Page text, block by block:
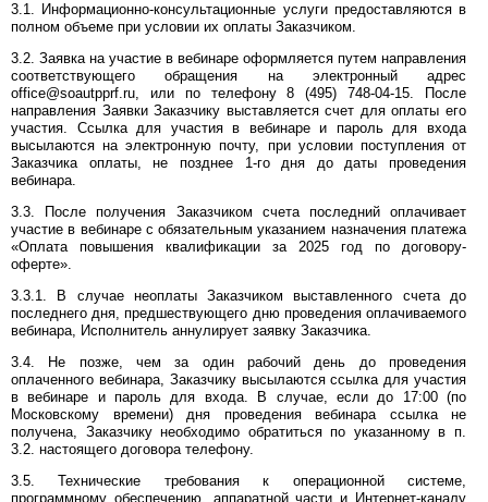
3.1. Информационно-консультационные услуги предоставляются в
полном объеме при условии их оплаты Заказчиком.
3.2. Заявка на участие в вебинаре оформляется путем направления
соответствующего обращения на электронный адрес
office@soautpprf.ru, или по телефону 8 (495) 748-04-15. После
направления Заявки Заказчику выставляется счет для оплаты его
участия. Ссылка для участия в вебинаре и пароль для входа
высылаются на электронную почту, при условии поступления от
Заказчика оплаты, не позднее 1-го дня до даты проведения
вебинара.
3.3. После получения Заказчиком счета последний оплачивает
участие в вебинаре с обязательным указанием назначения платежа
«Оплата повышения квалификации за 2025 год по договору-
оферте».
3.3.1. В случае неоплаты Заказчиком выставленного счета до
последнего дня, предшествующего дню проведения оплачиваемого
вебинара, Исполнитель аннулирует заявку Заказчика.
3.4. Не позже, чем за один рабочий день до проведения
оплаченного вебинара, Заказчику высылаются ссылка для участия
в вебинаре и пароль для входа. В случае, если до 17:00 (по
Московскому времени) дня проведения вебинара ссылка не
получена, Заказчику необходимо обратиться по указанному в п.
3.2. настоящего договора телефону.
3.5. Технические требования к операционной системе,
программному обеспечению, аппаратной части и Интернет-каналу